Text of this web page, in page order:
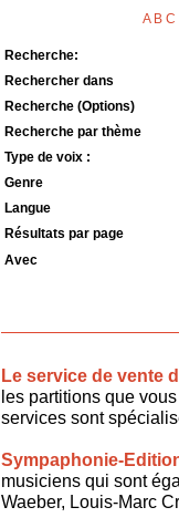
A B C
Recherche:
Rechercher dans
Recherche (Options)
Recherche par thème
Type de voix :
Genre
Langue
Résultats par page
Avec
Le service de vente
les partitions que
services sont
Sympaphonie-
musiciens qui sont
Waeber, Louis-Marc